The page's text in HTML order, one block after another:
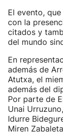
El evento,
con la
citados y
del mundo
En
además de
Atutxa, el
además del
Por parte de
Unai
Idurre
Miren